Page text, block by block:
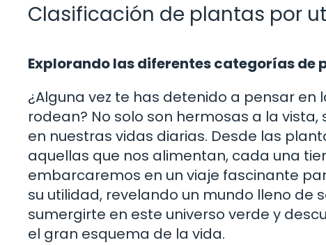
Clasificación de plantas por
Explorando las diferentes categorías de
¿Alguna vez te has detenido a pensar
rodean? No solo son hermosas a la
en nuestras vidas diarias. Desde las
aquellas que nos alimentan, cada una
embarcaremos en un viaje fascinante
su utilidad, revelando un mundo lleno de
sumergirte en este universo verde y
el gran esquema de la vida.